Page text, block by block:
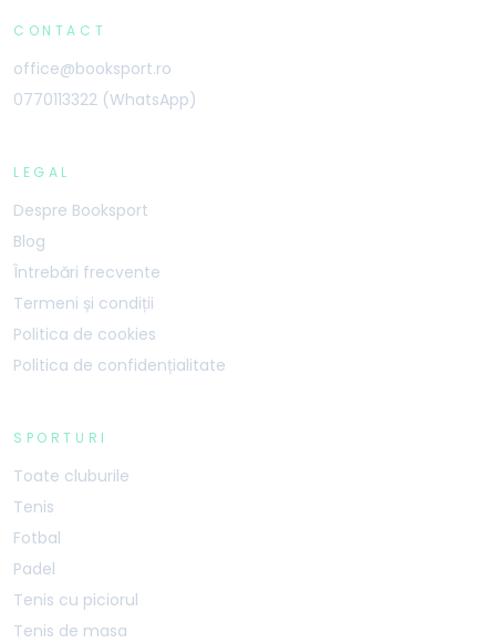
CONTACT
office@booksport.ro
0770113322 (WhatsApp)
LEGAL
Despre Booksport
Blog
Întrebări frecvente
Termeni și condiții
Politica de cookies
Politica de confidențialitate
SPORTURI
Toate cluburile
Tenis
Fotbal
Padel
Tenis cu piciorul
Tenis de masa